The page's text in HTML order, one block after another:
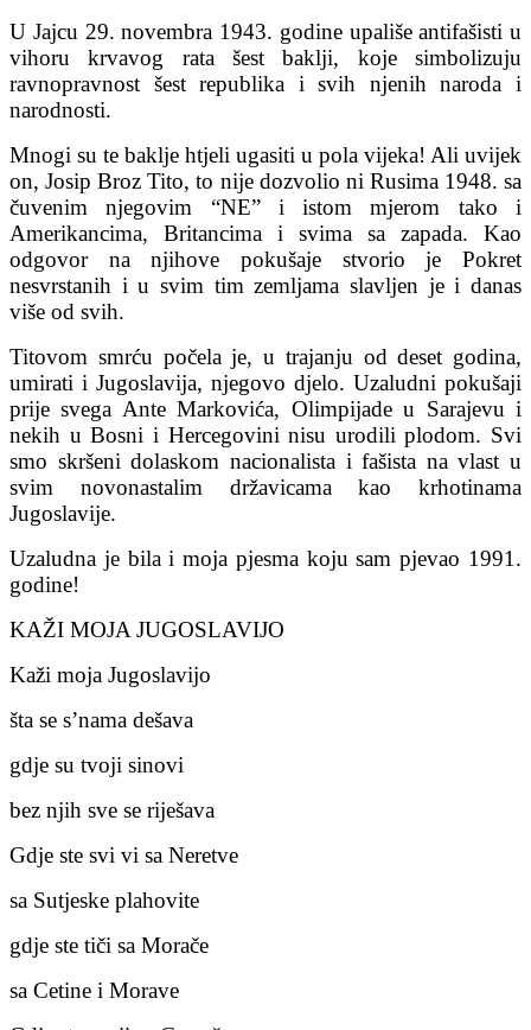
U Jajcu 29. novembra 1943. godine upališe antifašisti u
vihoru krvavog rata šest baklji, koje simbolizuju
ravnopravnost šest republika i svih njenih naroda i
narodnosti.
Mnogi su te baklje htjeli ugasiti u pola vijeka! Ali uvijek
on, Josip Broz Tito, to nije dozvolio ni Rusima 1948. sa
čuvenim njegovim “NE” i istom mjerom tako i
Amerikancima, Britancima i svima sa zapada. Kao
odgovor na njihove pokušaje stvorio je Pokret
nesvrstanih i u svim tim zemljama slavljen je i danas
više od svih.
Titovom smrću počela je, u trajanju od deset godina,
umirati i Jugoslavija, njegovo djelo. Uzaludni pokušaji
prije svega Ante Markovića, Olimpijade u Sarajevu i
nekih u Bosni i Hercegovini nisu urodili plodom. Svi
smo skršeni dolaskom nacionalista i fašista na vlast u
svim novonastalim državicama kao krhotinama
Jugoslavije.
Uzaludna je bila i moja pjesma koju sam pjevao 1991.
godine!
KAŽI MOJA JUGOSLAVIJO
Kaži moja Jugoslavijo
šta se s’nama dešava
gdje su tvoji sinovi
bez njih sve se riješava
Gdje ste svi vi sa Neretve
sa Sutjeske plahovite
gdje ste tiči sa Morače
sa Cetine i Morave